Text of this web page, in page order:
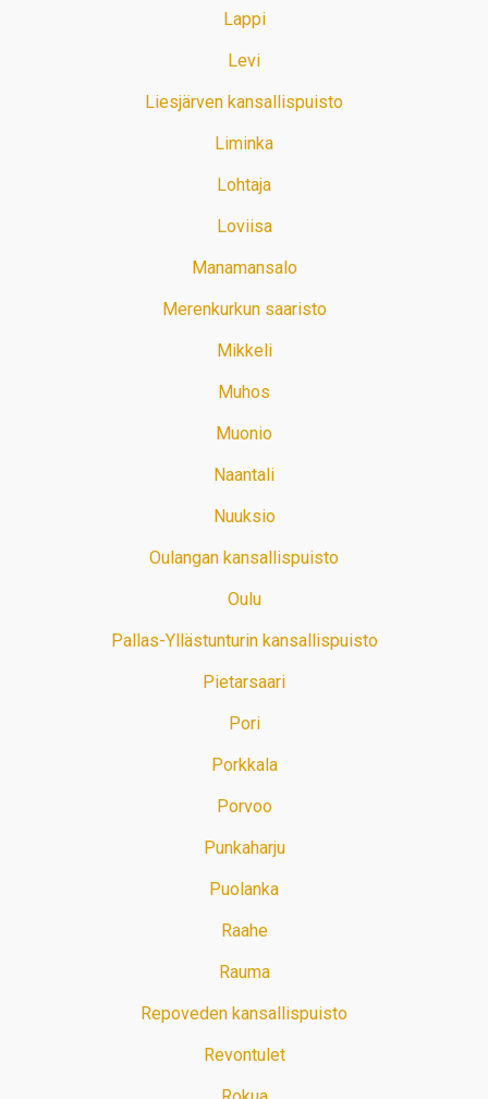
Lappi
Levi
Liesjärven kansallispuisto
Liminka
Lohtaja
Loviisa
Manamansalo
Merenkurkun saaristo
Mikkeli
Muhos
Muonio
Naantali
Nuuksio
Oulangan kansallispuisto
Oulu
Pallas-Yllästunturin kansallispuisto
Pietarsaari
Pori
Porkkala
Porvoo
Punkaharju
Puolanka
Raahe
Rauma
Repoveden kansallispuisto
Revontulet